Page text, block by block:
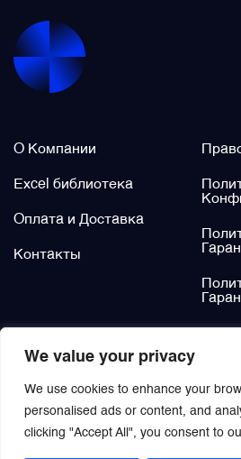
We value your privacy
We use cookies to enhance your
personalised ads or content, and
clicking "Accept All", you consent to
О Компании
Excel библиотека
Оплата и Доставка
Контакты